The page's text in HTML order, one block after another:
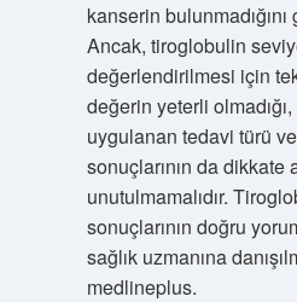
kanserin
Ancak, tiroglobulin
değerlendirilmesi için
değerin yeterli
uygulanan tedavi türü
sonuçlarının da dikkate
unutulmamalıdır.
sonuçlarının doğru
sağlık uzmanına
medlineplus.